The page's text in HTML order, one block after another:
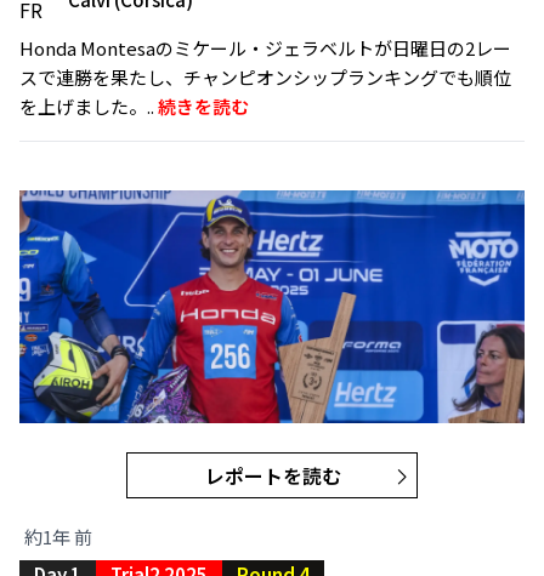
Honda Montesaのミケール・ジェラベルトが日曜日の2レー
スで連勝を果たし、チャンピオンシップランキングでも順位
を上げました。..続きを読む
レポートを読む
約1年 前